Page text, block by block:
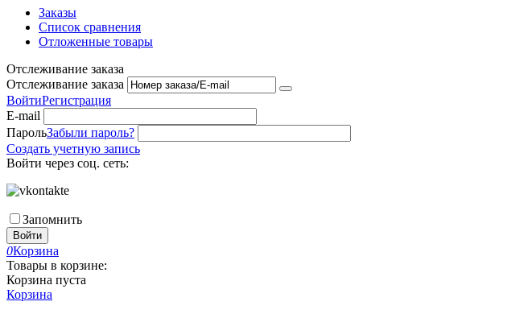
Заказы
Список сравнения
Отложенные товары
Отслеживание заказа
Отслеживание заказа
ВойтиРегистрация
E-mail
ПарольЗабыли пароль?
Создать учетную запись
Войти через соц. сеть:
Запомнить
Войти
0Корзина
Товары в корзине:
Корзина пуста
Корзина